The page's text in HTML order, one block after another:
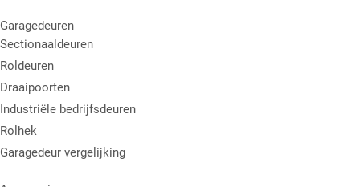
Garagedeuren
Sectionaaldeuren
Roldeuren
Draaipoorten
Industriële bedrijfsdeuren
Rolhek
Garagedeur vergelijking